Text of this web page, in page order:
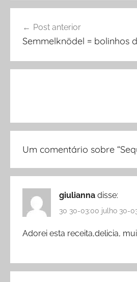
de
Post anterior
Semmelknödel = bolinhos
Um comentário sobre “
giulianna disse:
30 30-03:00 julho 30-
Adorei esta receita,delicia,